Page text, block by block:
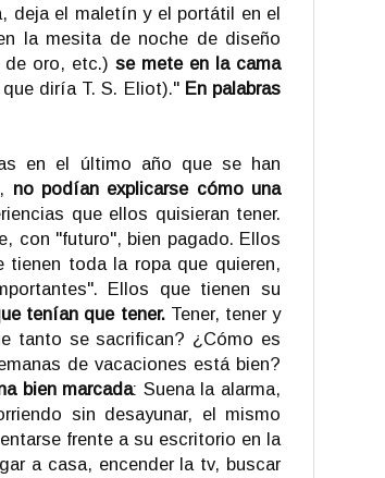
deja el maletín y el portátil en el
la mesita de noche de diseño
de oro, etc.) se mete en la cama
diría T. S. Eliot)."En palabras
en el último año que se han
no podían explicarse cómo una
que ellos quisieran tener.
con "futuro", bien pagado. Ellos
toda la ropa que quieren,
Ellos que tienen su
tenían que tener.Tener, tener y
tanto se sacrifican? ¿Cómo es
de vacaciones está bien?
bien marcada: Suena la alarma,
sin desayunar, el mismo
frente a su escritorio en la
a casa, encender la tv, buscar